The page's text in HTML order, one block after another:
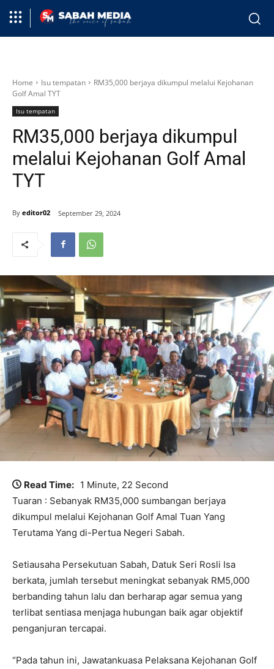
Home Isu tempatan
RM35,000 berjaya dikumpul melalui Kejohanan
Golf Amal TYT
Isu tempatan
RM35,000 berjaya dikumpul
melalui Kejohanan Golf Amal
TYT
By editor02 September 29, 2024
Read Time: 1 Minute, 22 Second
Tuaran : Sebanyak RM35,000 sumbangan berjaya
dikumpul melalui Kejohanan Golf Amal Tuan Yang
Terutama Yang di-Pertua Negeri Sabah.
Setiausaha Persekutuan Sabah, Datuk Seri Rosli Isa
berkata, jumlah tersebut meningkat sebanyak RM5,000
berbanding tahun lalu dan berharap agar semua yang
terlibat sentiasa menjaga hubungan baik agar objektif
penganjuran tercapai.
“Pada tahun ini, Jawatankuasa Pelaksana Kejohanan Golf